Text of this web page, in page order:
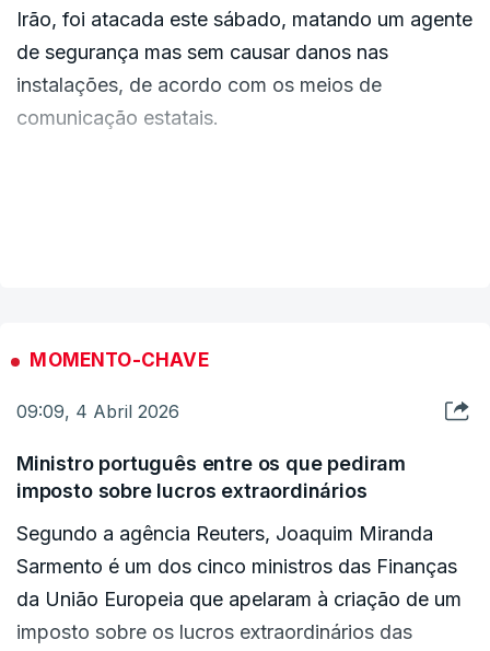
Irão, foi atacada este sábado, matando um agente
de segurança mas sem causar danos nas
instalações, de acordo com os meios de
comunicação estatais.
MOMENTO-CHAVE
09:09, 4 Abril 2026
Ministro português entre os que pediram
imposto sobre lucros extraordinários
Segundo a agência Reuters, Joaquim Miranda
Sarmento é um dos cinco ministros das Finanças
da União Europeia que apelaram à criação de um
imposto sobre os lucros extraordinários das